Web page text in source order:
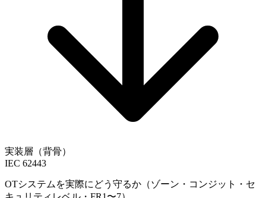
実装層（背骨）
IEC 62443
OTシステムを実際にどう守るか（ゾーン・コンジット・セ